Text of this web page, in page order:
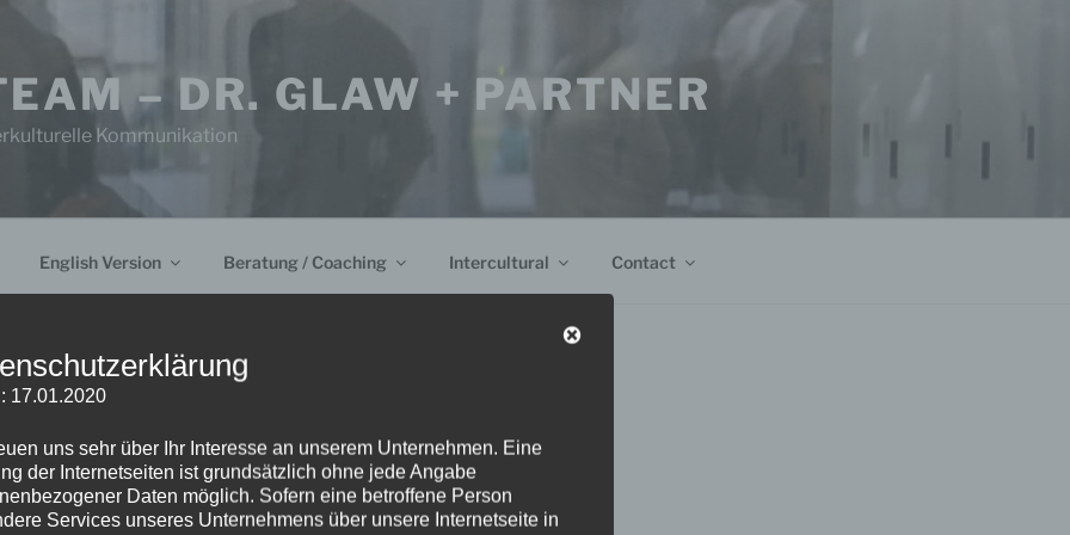
– DR. GLAW + PARTNER
Kommunikation
English Version Beratung / Coaching Intercultural Contact
17.01.2020
uns sehr über Ihr Interesse an unserem Unternehmen. Eine
der Internetseiten ist grundsätzlich ohne jede Angabe
Daten möglich. Sofern eine betroffene Person
Services unseres Unternehmens über unsere Internetseite in